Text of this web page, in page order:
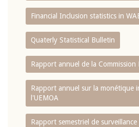
Financial Inclusion statistics in
Quaterly Statistical Bulletin
Rapport annuel de la Commission
Rapport annuel sur la monétique
l'UEMOA
Rapport semestriel de surveillance